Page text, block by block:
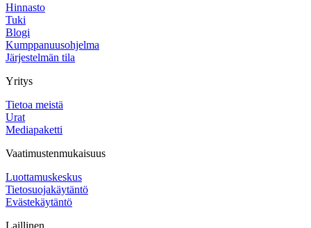
Hinnasto
Tuki
Blogi
Kumppanuusohjelma
Järjestelmän tila
Yritys
Tietoa meistä
Urat
Mediapaketti
Vaatimustenmukaisuus
Luottamuskeskus
Tietosuojakäytäntö
Evästekäytäntö
Laillinen